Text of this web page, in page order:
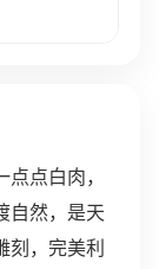
点白肉，
自然，是天
刻，完美利